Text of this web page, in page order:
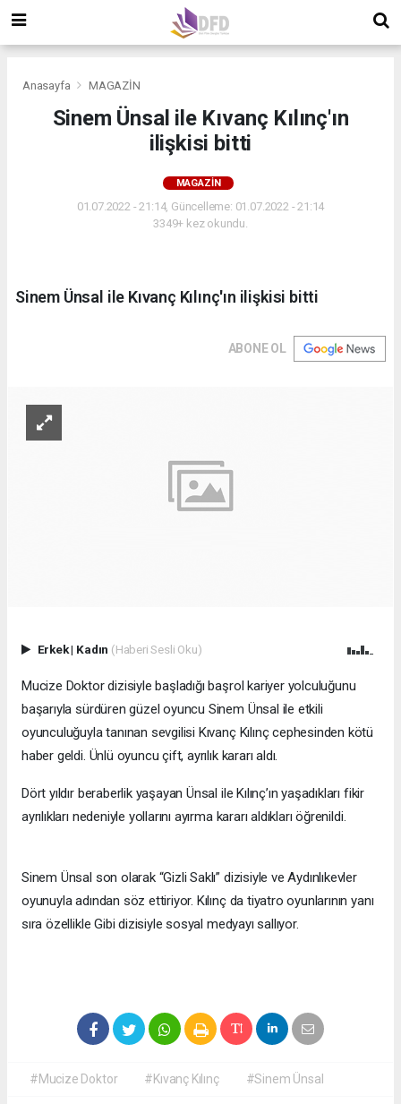
Anasayfa MAGAZİN
Sinem Ünsal ile Kıvanç Kılınç'ın
ilişkisi bitti
MAGAZİN
01.07.2022 - 21:14, Güncelleme: 01.07.2022 - 21:14
3349+ kez okundu.
Sinem Ünsal ile Kıvanç Kılınç'ın ilişkisi bitti
ABONE OL
Erkek| Kadın (Haberi Sesli Oku)
Mucize Doktor dizisiyle başladığı başrol kariyer yolculuğunu
başarıyla sürdüren güzel oyuncu Sinem Ünsal ile etkili
oyunculuğuyla tanınan sevgilisi Kıvanç Kılınç cephesinden kötü
haber geldi. Ünlü oyuncu çift, ayrılık kararı aldı.
Dört yıldır beraberlik yaşayan Ünsal ile Kılınç’ın yaşadıkları fikir
ayrılıkları nedeniyle yollarını ayırma kararı aldıkları öğrenildi.
Sinem Ünsal son olarak “Gizli Saklı” dizisiyle ve Aydınlıkevler
oyunuyla adından söz ettiriyor. Kılınç da tiyatro oyunlarının yanı
sıra özellikle Gibi dizisiyle sosyal medyayı sallıyor.
#Mucize Doktor #Kıvanç Kılınç #Sinem Ünsal